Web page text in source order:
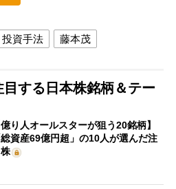
投資手法 藤本茂
目する日本株銘柄＆テー
億り人オールスターが狙う20銘柄】
総資産69億円超」の10人が選んだ注